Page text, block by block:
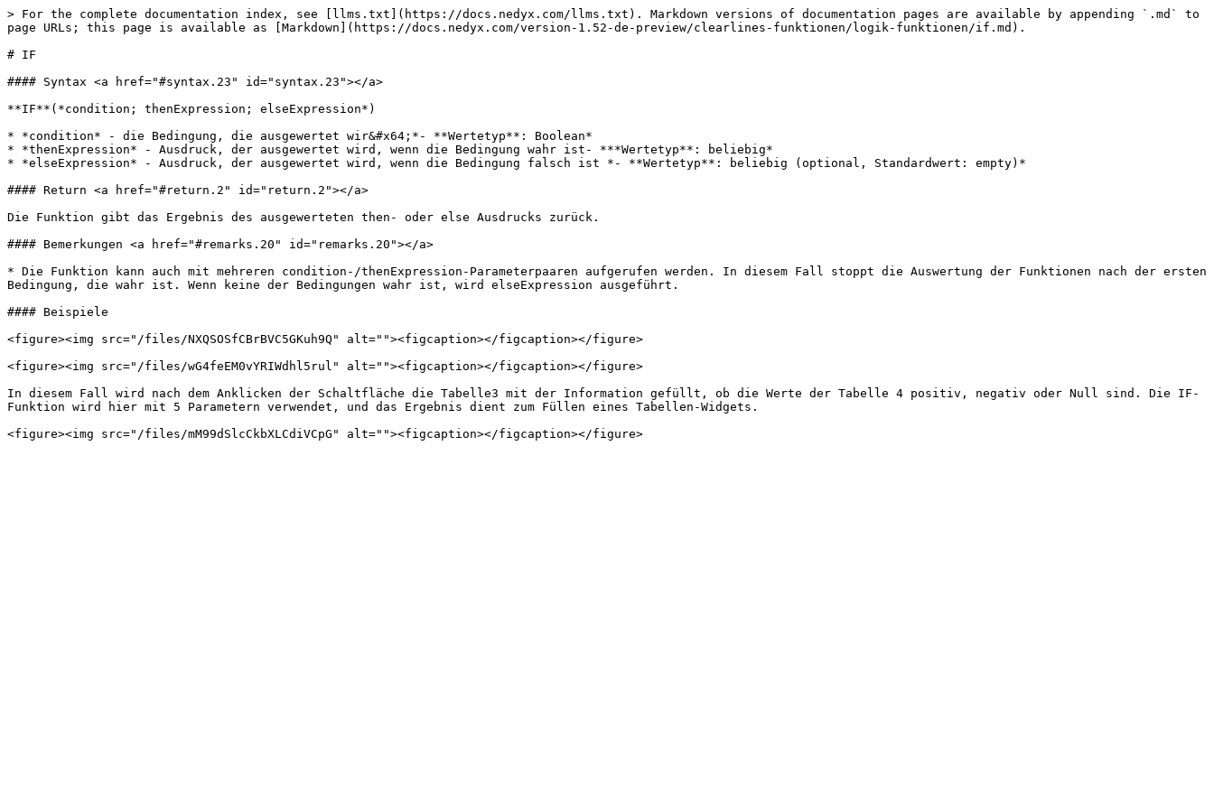
> For the complete documentation index, see [llms.txt](https://docs.nedyx.com/llms.txt). Markdown versions of documentation pages are available by appending `.md` to
page URLs; this page is available as [Markdown](https://docs.nedyx.com/version-1.52-de-preview/clearlines-funktionen/logik-funktionen/if.md).
# IF
#### Syntax <a href="#syntax.23" id="syntax.23"></a>
**IF**(*condition; thenExpression; elseExpression*)
* *condition* - die Bedingung, die ausgewertet wir&#x64;*- **Wertetyp**: Boolean*
* *thenExpression* - Ausdruck, der ausgewertet wird, wenn die Bedingung wahr ist- ***Wertetyp**: beliebig*
* *elseExpression* - Ausdruck, der ausgewertet wird, wenn die Bedingung falsch ist *- **Wertetyp**: beliebig (optional, Standardwert: empty)*
#### Return <a href="#return.2" id="return.2"></a>
Die Funktion gibt das Ergebnis des ausgewerteten then- oder else Ausdrucks zurück.
#### Bemerkungen <a href="#remarks.20" id="remarks.20"></a>
* Die Funktion kann auch mit mehreren condition-/thenExpression-Parameterpaaren aufgerufen werden. In diesem Fall stoppt die Auswertung der Funktionen nach der ersten
Bedingung, die wahr ist. Wenn keine der Bedingungen wahr ist, wird elseExpression ausgeführt.
#### Beispiele
<figure><img src="/files/NXQSOSfCBrBVC5GKuh9Q" alt=""><figcaption></figcaption></figure>
<figure><img src="/files/wG4feEM0vYRIWdhl5rul" alt=""><figcaption></figcaption></figure>
In diesem Fall wird nach dem Anklicken der Schaltfläche die Tabelle3 mit der Information gefüllt, ob die Werte der Tabelle 4 positiv, negativ oder Null sind. Die IF-
Funktion wird hier mit 5 Parametern verwendet, und das Ergebnis dient zum Füllen eines Tabellen-Widgets.